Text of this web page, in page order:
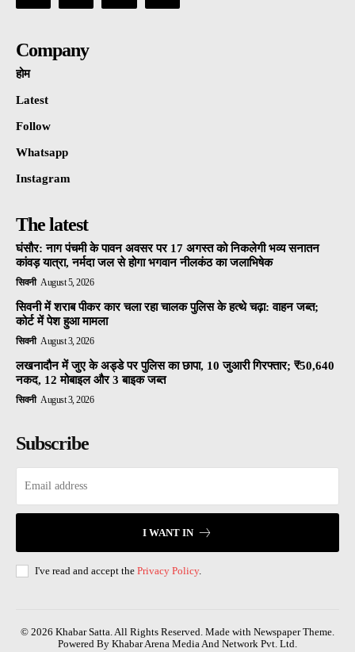
Company
होम
Latest
Follow
Whatsapp
Instagram
The latest
घंसौर: नाग पंचमी के पावन अवसर पर 17 अगस्त को निकलेगी भव्य सनातन
कांवड़ यात्रा, नर्मदा जल से होगा भगवान नीलकंठ का जलाभिषेक
सिवनी August 5, 2026
सिवनी में शराब पीकर कार चला रहा चालक पुलिस के हत्थे चढ़ा: वाहन जब्त;
कोर्ट में पेश हुआ मामला
सिवनी August 3, 2026
लखनादौन में जुए के अड्डे पर पुलिस का छापा, 10 जुआरी गिरफ्तार; ₹50,640
नकद, 12 मोबाइल और 3 बाइक जब्त
सिवनी August 3, 2026
Subscribe
I WANT IN
I've read and accept the Privacy Policy.
© 2026 Khabar Satta. All Rights Reserved. Made with Newspaper Theme.
Powered By Khabar Arena Media And Network Pvt. Ltd.